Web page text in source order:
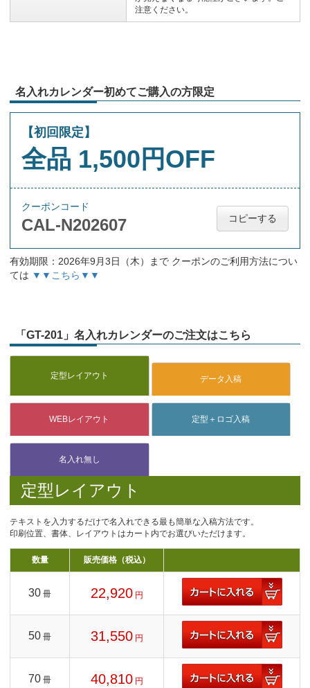
注意ください。
名入れカレンダー初めてご購入の方限定
【初回限定】
全品 1,500円OFF
クーポンコード
CAL-N202607 コピーする
有効期限：2026年9月3日（木）まで クーポンのご利用方法につい
ては ▼▼こちら▼▼
「GT-201」名入れカレンダーのご注文はこちら
定型レイアウト
テキストを入力するだけで名入れできる最も簡単な入稿方法です。
印刷位置、書体、レイアウトはカート内でお選びいただけます。
数量 販売価格（税込）
30 冊 22,920 円
50 冊 31,550 円
70 冊 40,810 円